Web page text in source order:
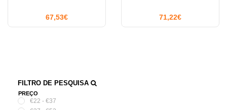
FILTRO DE PESQUISA
PREÇO
€22 - €37
67,53€ 71,22€